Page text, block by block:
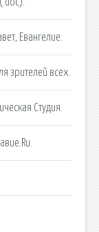
Евангелие.
зрителей всех.
Студия.